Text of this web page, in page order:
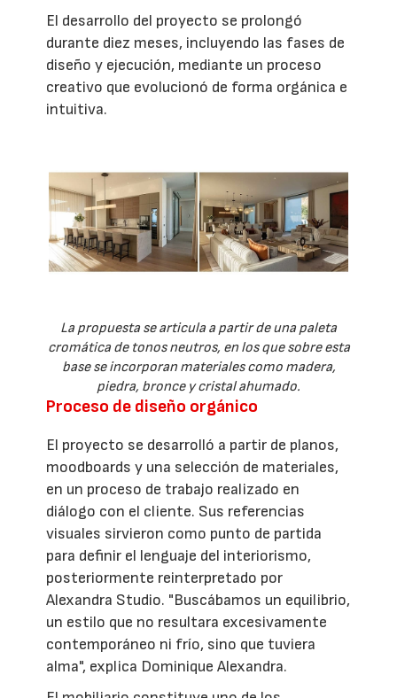
El desarrollo del proyecto se prolongó
durante diez meses, incluyendo las fases de
diseño y ejecución, mediante un proceso
creativo que evolucionó de forma orgánica e
intuitiva.
La propuesta se articula a partir de una paleta
cromática de tonos neutros, en los que sobre esta
base se incorporan materiales como madera,
piedra, bronce y cristal ahumado.
Proceso de diseño orgánico
El proyecto se desarrolló a partir de planos,
moodboards y una selección de materiales,
en un proceso de trabajo realizado en
diálogo con el cliente. Sus referencias
visuales sirvieron como punto de partida
para definir el lenguaje del interiorismo,
posteriormente reinterpretado por
Alexandra Studio. "Buscábamos un equilibrio,
un estilo que no resultara excesivamente
contemporáneo ni frío, sino que tuviera
alma", explica Dominique Alexandra.